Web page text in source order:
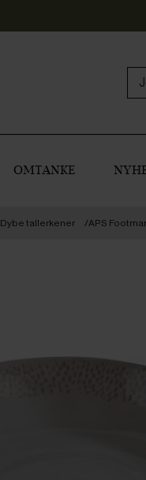
OMTANKE
Dybe tallerkener APS